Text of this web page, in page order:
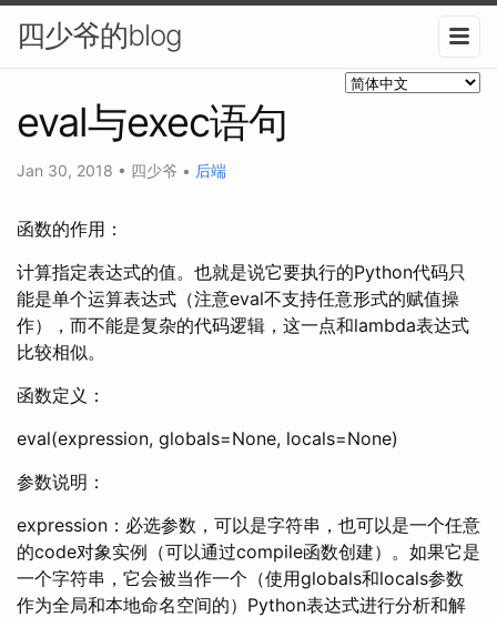
四少爷的blog
eval与exec语句
Jan 30, 2018 • 四少爷 • 后端
函数的作用：
计算指定表达式的值。也就是说它要执行的Python代码只
能是单个运算表达式（注意eval不支持任意形式的赋值操
作），而不能是复杂的代码逻辑，这一点和lambda表达式
比较相似。
函数定义：
eval(expression, globals=None, locals=None)
参数说明：
expression：必选参数，可以是字符串，也可以是一个任意
的code对象实例（可以通过compile函数创建）。如果它是
一个字符串，它会被当作一个（使用globals和locals参数
作为全局和本地命名空间的）Python表达式进行分析和解